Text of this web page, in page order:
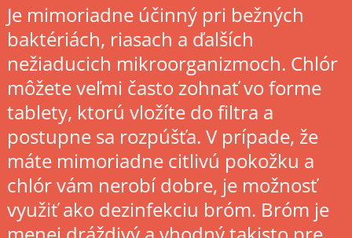
Je mimoriadne účinný pri bežných
baktériách, riasach a ďalších
nežiaducich mikroorganizmoch. Chlór
môžete veľmi často zohnať vo forme
tablety, ktorú vložíte do filtra a
postupne sa rozpúšťa. V prípade, že
máte mimoriadne citlivú pokožku a
chlór vám nerobí dobre, je možnosť
využiť ako dezinfekciu bróm. Bróm je